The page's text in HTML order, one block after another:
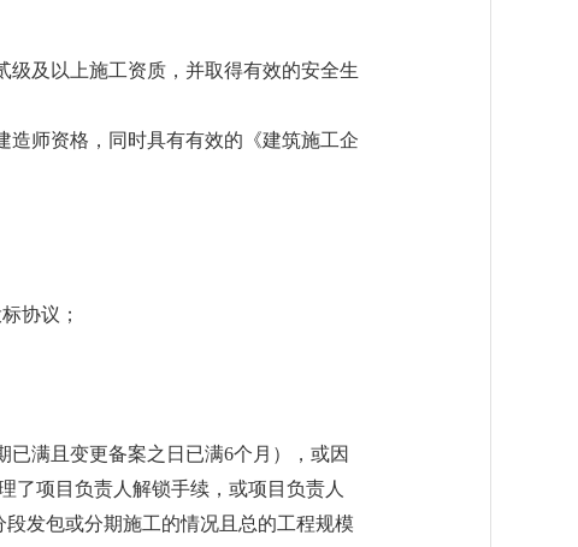
级及以上施工资质，并取得有效的安全生
造师资格，同时具有有效的《建筑施工企
协议；
已满且变更备案之日已满6个月），或因
了项目负责人解锁手续，或项目负责人
发包或分期施工的情况且总的工程规模